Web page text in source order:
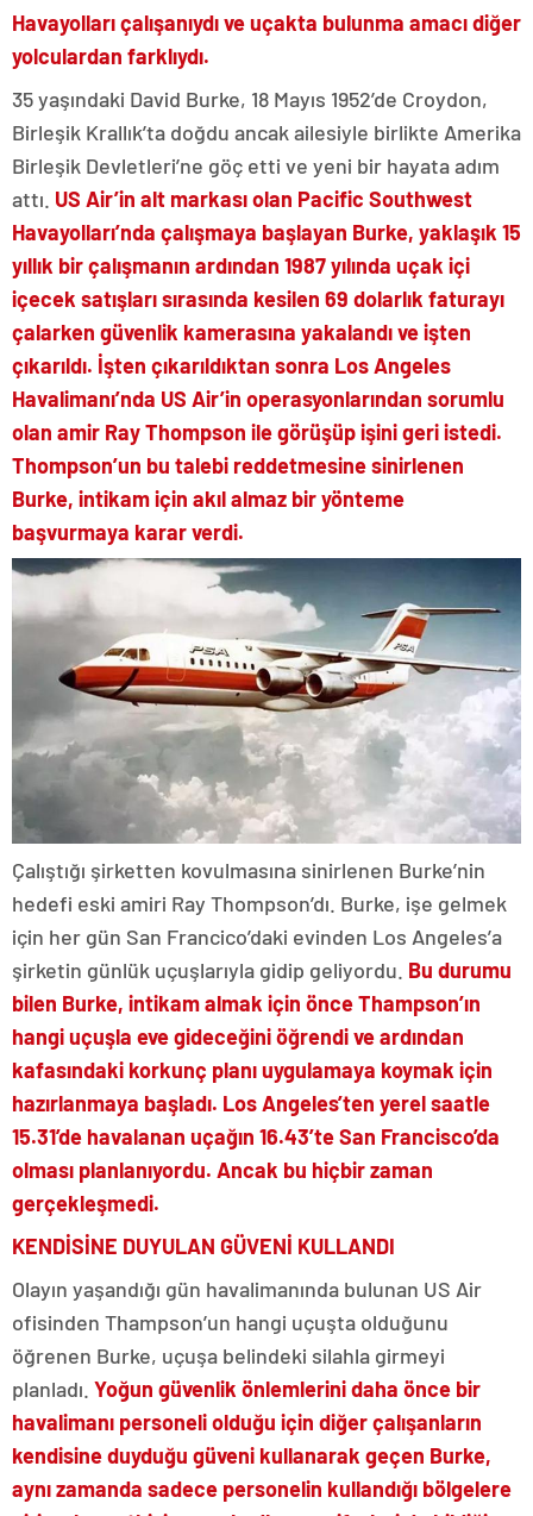
Havayolları çalışanıydı ve uçakta bulunma amacı diğer
yolculardan farklıydı.
35 yaşındaki David Burke, 18 Mayıs 1952’de Croydon,
Birleşik Krallık’ta doğdu ancak ailesiyle birlikte Amerika
Birleşik Devletleri’ne göç etti ve yeni bir hayata adım
attı. US Air’in alt markası olan Pacific Southwest
Havayolları’nda çalışmaya başlayan Burke, yaklaşık 15
yıllık bir çalışmanın ardından 1987 yılında uçak içi
içecek satışları sırasında kesilen 69 dolarlık faturayı
çalarken güvenlik kamerasına yakalandı ve işten
çıkarıldı. İşten çıkarıldıktan sonra Los Angeles
Havalimanı’nda US Air’in operasyonlarından sorumlu
olan amir Ray Thompson ile görüşüp işini geri istedi.
Thompson’un bu talebi reddetmesine sinirlenen
Burke, intikam için akıl almaz bir yönteme
başvurmaya karar verdi.
Çalıştığı şirketten kovulmasına sinirlenen Burke’nin
hedefi eski amiri Ray Thompson’dı. Burke, işe gelmek
için her gün San Francico’daki evinden Los Angeles’a
şirketin günlük uçuşlarıyla gidip geliyordu. Bu durumu
bilen Burke, intikam almak için önce Thampson’ın
hangi uçuşla eve gideceğini öğrendi ve ardından
kafasındaki korkunç planı uygulamaya koymak için
hazırlanmaya başladı. Los Angeles’ten yerel saatle
15.31’de havalanan uçağın 16.43’te San Francisco’da
olması planlanıyordu. Ancak bu hiçbir zaman
gerçekleşmedi.
KENDİSİNE DUYULAN GÜVENİ KULLANDI
Olayın yaşandığı gün havalimanında bulunan US Air
ofisinden Thampson’un hangi uçuşta olduğunu
öğrenen Burke, uçuşa belindeki silahla girmeyi
planladı. Yoğun güvenlik önlemlerini daha önce bir
havalimanı personeli olduğu için diğer çalışanların
kendisine duyduğu güveni kullanarak geçen Burke,
aynı zamanda sadece personelin kullandığı bölgelere